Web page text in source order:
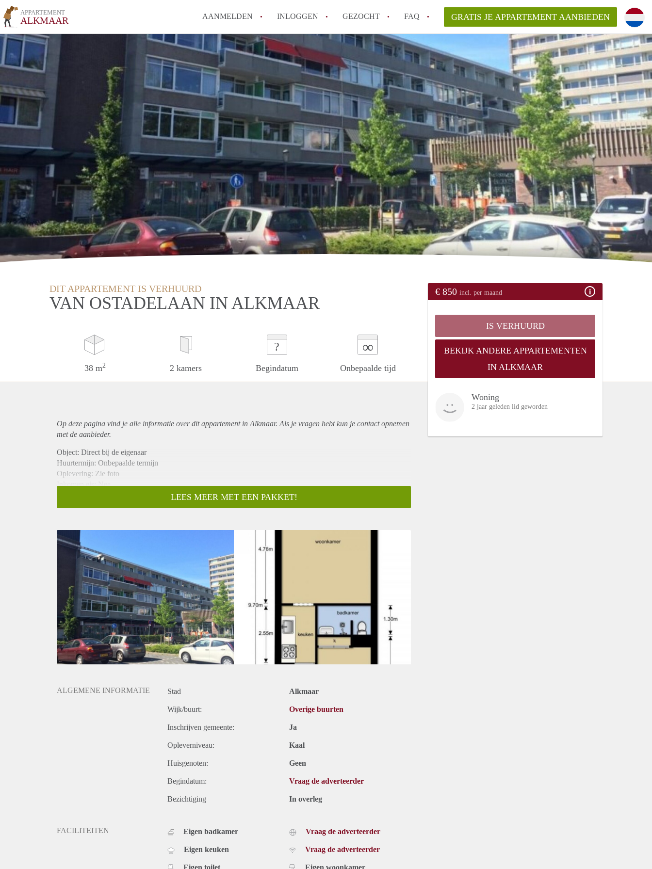
APPARTEMENT
ALKMAAR AANMELDEN INLOGGEN GEZOCHT FAQ
Tips: om in Alkmaar een appartement te vinden!
How to translate AppartementAlkmaar!
Wat is AppartementAlkmaar?
Wat is de privacyverklaring van AppartementAlkmaar?
Berekent AppartementAlkmaar
makelaarsvergoeding/bemiddelingsvergoeding?
Alle veelgestelde vragen
GRATIS JE APPARTEMENT AANBIEDEN
DIT APPARTEMENT IS VERHUURD
VAN OSTADELAAN IN ALKMAAR
38 m2 2 kamers
?
Begindatum
∞
Onbepaalde tijd
€ 850 incl. per maand
IS VERHUURD
BEKIJK ANDERE APPARTEMENTEN
IN ALKMAAR
Woning
2 jaar geleden lid geworden
Op deze pagina vind je alle informatie over ditappartementin Alkmaar. Als je vragen hebt kun je contact opnemen
met de aanbieder.
Object: Direct bij de eigenaar
Huurtermijn: Onbepaalde termijn
Oplevering: Zie foto
Inkomen eis: Nee
Borg: 1 Maand
Huisdieren toegestaan: Afhankelijk van de Eigenaar
Huurtoeslag grens: Ja
Geschikt voor studenten: Afhankelijk van de Eigenaar
LEES MEER MET EEN PAKKET!
ALGEMENE INFORMATIE Stad Alkmaar
Wijk/buurt: Overige buurten
Inschrijven gemeente: Ja
Opleverniveau: Kaal
Huisgenoten: Geen
Begindatum: Vraag de adverteerder
Bezichtiging In overleg
FACILITEITEN Eigen badkamer
Eigen keuken
Vraag de adverteerder
Vraag de adverteerder